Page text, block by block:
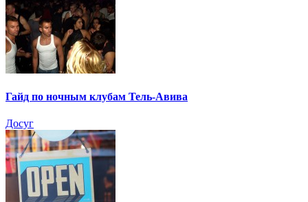
Гайд по ночным клубам Тель-Авива
Досуг